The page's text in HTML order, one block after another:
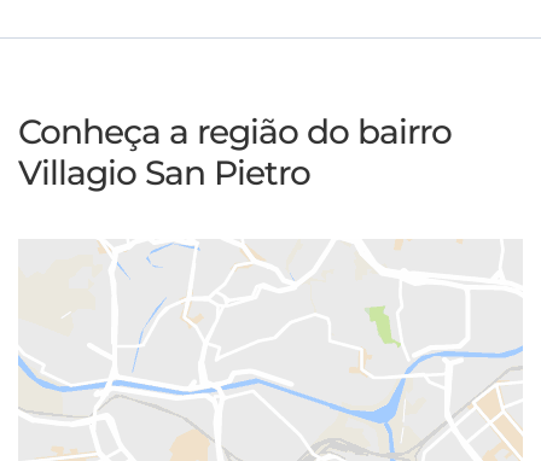
Conheça a região do bairro
Villagio San Pietro